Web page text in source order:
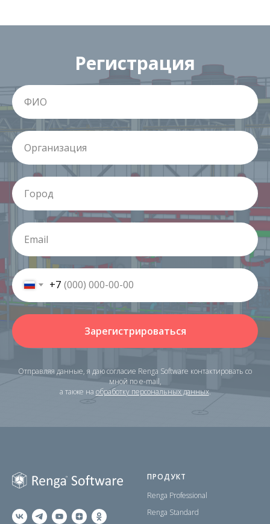
Регистрация
+7
Зарегистрироваться
Отправляя данные, я даю согласие Renga Software контактировать со
мной по e-mail,
а также на обработку персональных данных.
ПРОДУКТ
Renga Professional
Renga Standard